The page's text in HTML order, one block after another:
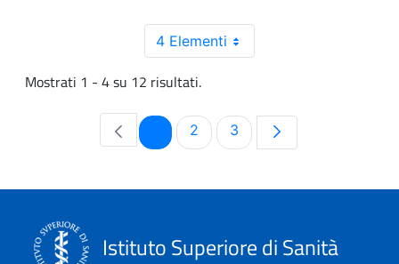
4 Elementi
Mostrati 1 - 4 su 12 risultati.
PaginaPagina
2 Pagina
3
Istituto Superiore di Sanità